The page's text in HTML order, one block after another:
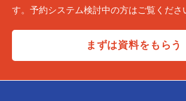
す。予約システム検討中の方はご覧くださ
まずは資料をもらう